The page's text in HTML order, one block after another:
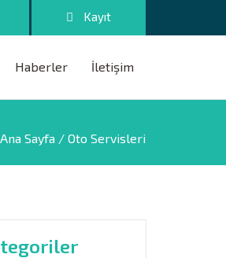
Kayıt
Haberler İletişim
Ana Sayfa / Oto Servisleri